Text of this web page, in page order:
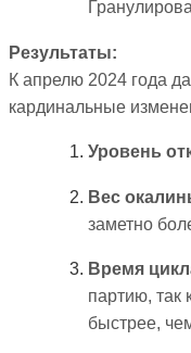
Результаты:
К апрелю 2024 года
кардинальные
Уровень
Вес
заметно
Время
партию, так
быстрее,